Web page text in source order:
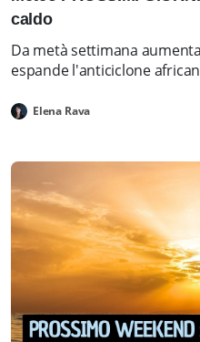
caldo
Da metà settimana
espande l'anticiclone
Elena Rava